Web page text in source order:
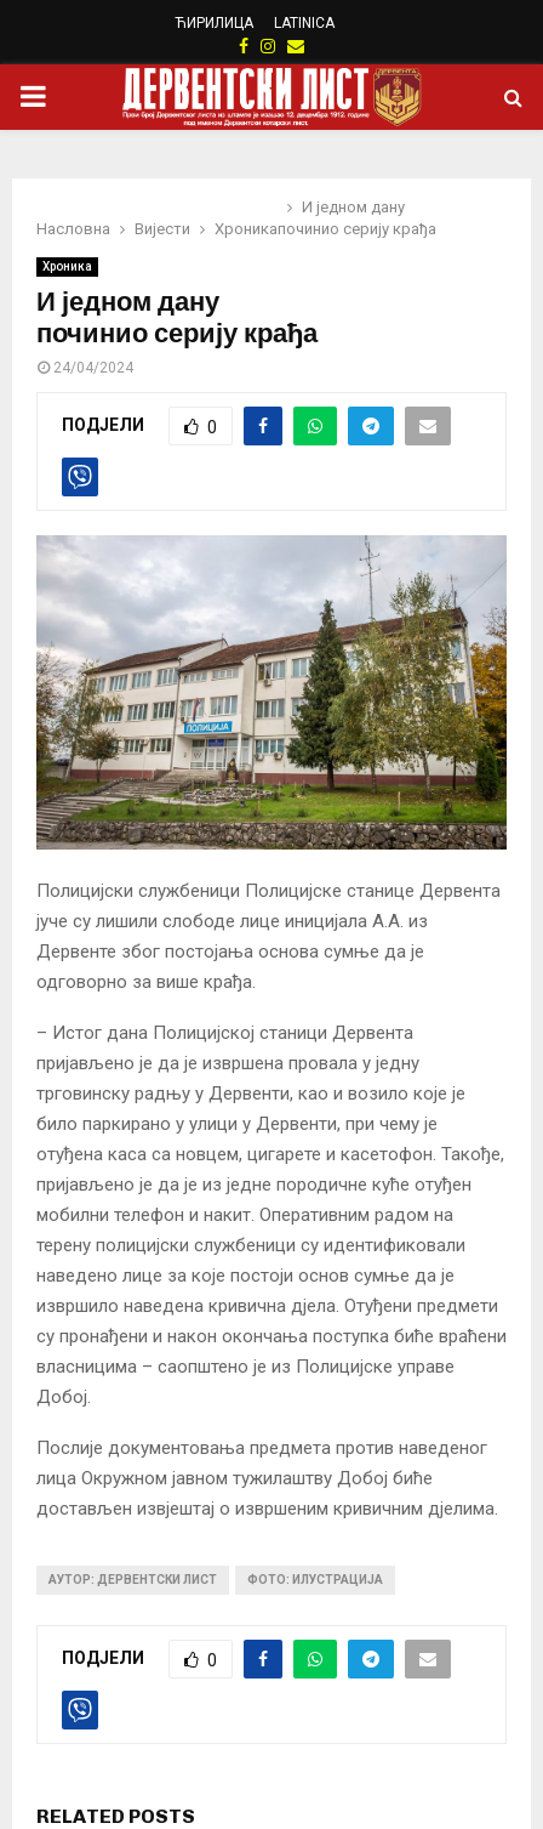
ЋИРИЛИЦА LATINICA
Facebook
Instagram
Email
PRIMARY
Насловна Вијести Хроника
И једном дану
починио серију крађа
Хроника
И једном дану
починио серију крађа
24/04/2024
ПОДЈЕЛИ 0
Полицијски службеници Полицијске станице Дервента
јуче су лишили слободе лице иницијала А.А. из
Дервенте због постојања основа сумње да је
одговорно за више крађа.
– Истог дана Полицијској станици Дервента
пријављено је да је извршена провала у једну
трговинску радњу у Дервенти, као и возило које је
било паркирано у улици у Дервенти, при чему је
отуђена каса са новцем, цигарете и касетофон. Такође,
пријављено је да је из једне породичне куће отуђен
мобилни телефон и накит. Оперативним радом на
терену полицијски службеници су идентификовали
наведено лице за које постоји основ сумње да је
извршило наведена кривична дјела. Отуђени предмети
су пронађени и након окончања поступка биће враћени
власницима – саопштено је из Полицијске управе
Добој.
Послије документовања предмета против наведеног
лица Окружном јавном тужилаштву Добој биће
достављен извјештај о извршеним кривичним дјелима.
АУТОР: ДЕРВЕНТСКИ ЛИСТ ФОТО: ИЛУСТРАЦИЈА
ПОДЈЕЛИ 0
RELATED POSTS